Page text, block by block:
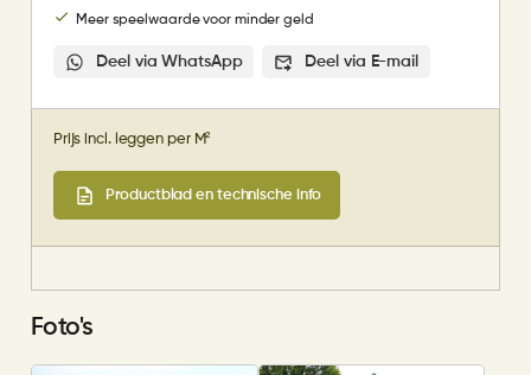
Meer speelwaarde voor minder geld
Deel via WhatsApp Deel via E-mail
Prijs incl. leggen per M²
Productblad en technische info
Foto's